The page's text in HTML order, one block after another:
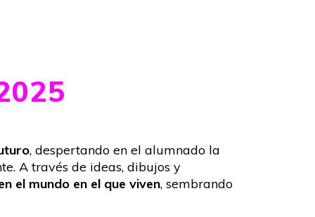
, despertando en el alumnado la
A través de ideas, dibujos y
el mundo en el que viven, sembrando